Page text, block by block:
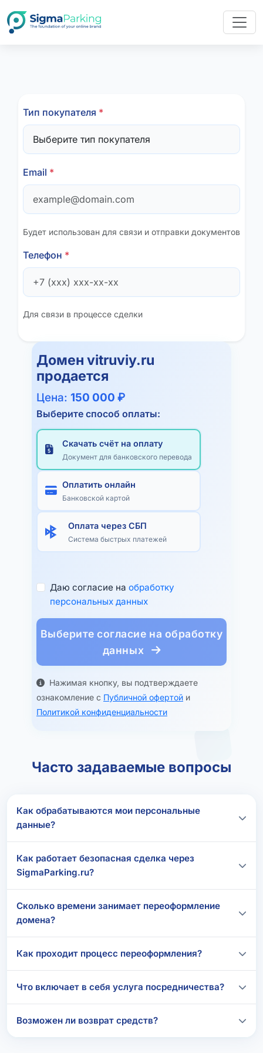
Тип покупателя *
Email *
Будет использован для связи и отправки документов
Телефон *
Для связи в процессе сделки
Домен vitruviy.ru
продается
Цена: 150 000 ₽
Выберите способ оплаты:
Скачать счёт на оплату
Документ для банковского перевода
Оплатить онлайн
Банковской картой
Оплата через СБП
Система быстрых платежей
Даю согласие на обработку
персональных данных
Выберите согласие на обработку
данных
Нажимая кнопку, вы подтверждаете
ознакомление с Публичной офертой и
Политикой конфиденциальности
Часто задаваемые вопросы
Как обрабатываются мои персональные
данные?
Как работает безопасная сделка через
SigmaParking.ru?
Сколько времени занимает переоформление
домена?
Как проходит процесс переоформления?
Что включает в себя услуга посредничества?
Возможен ли возврат средств?